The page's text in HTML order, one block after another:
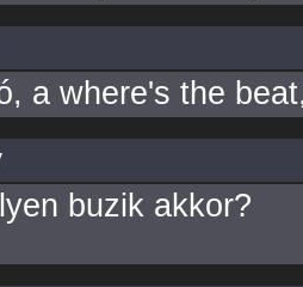
a where's the
buzik akkor?